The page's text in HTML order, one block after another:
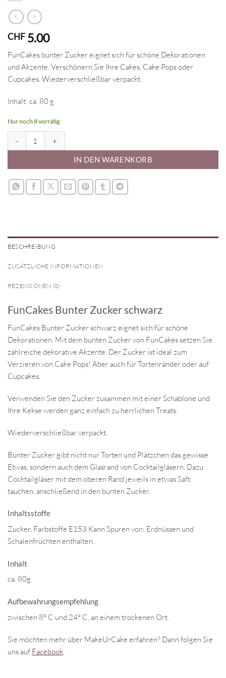
CHF 5.00
FunCakes bunter Zucker eignet sich für schöne Dekorationen
und Akzente. Verschönern Sie Ihre Cakes, Cake Pops oder
Cupcakes. Wiederverschließbar verpackt.
Inhalt: ca. 80 g
Nur noch 8 vorrätig
IN DEN WARENKORB
BESCHREIBUNG
ZUSÄTZLICHE INFORMATIONEN
REZENSIONEN (0)
FunCakes Bunter Zucker schwarz
FunCakes Bunter Zucker schwarz eignet sich für schöne
Dekorationen. Mit dem bunten Zucker von FunCakes setzen Sie
zahlreiche dekorative Akzente. Der Zucker ist ideal zum
Verzieren von Cake Pops! Aber auch für Tortenränder oder auf
Cupcakes.
Verwenden Sie den Zucker zusammen mit einer Schablone und
Ihre Kekse werden ganz einfach zu herrlichen Treats.
Wiederverschließbar verpackt.
Bunter Zucker gibt nicht nur Torten und Plätzchen das gewisse
Etwas, sondern auch dem Glasrand von Cocktailgläsern. Dazu
Cocktailgläser mit dem oberen Rand jeweils in etwas Saft
tauchen, anschließend in den bunten Zucker.
Inhaltsstoffe
Zucker, Farbstoffe E153 Kann Spuren von: Erdnüssen und
Schalenfrüchten enthalten.
Inhalt
ca. 80g
Aufbewahrungsempfehlung
zwischen 8° C und 24° C, an einem trockenen Ort.
Sie möchten mehr über MakeUrCake erfahren? Dann folgen Sie
uns auf Facebook